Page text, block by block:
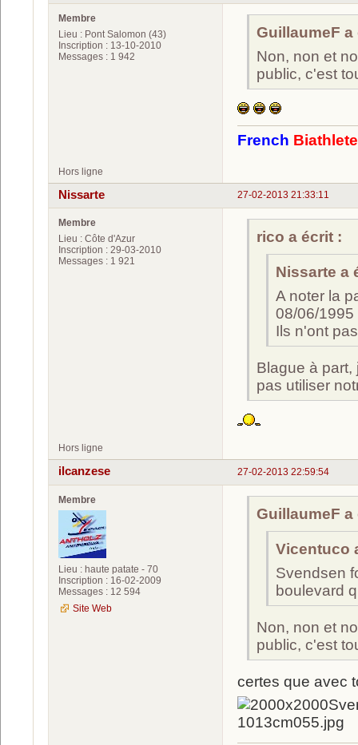
Membre
Lieu : Pont Salomon (43)
Inscription : 13-10-2010
Messages : 1 942
GuillaumeF a
Non, non et
public, c'est
French
Hors ligne
27-02-2013 21:33:11
Nissarte
Membre
Lieu : Côte d'Azur
Inscription : 29-03-2010
Messages : 1 921
rico a écrit :
Nissarte a
A noter la
08/06/
Ils n'ont
Blague à
pas utiliser
Hors ligne
27-02-2013 22:59:54
ilcanzese
Membre
Lieu : haute patate - 70
Inscription : 16-02-2009
Messages : 12 594
Site Web
GuillaumeF a
Vicentuco
Svendsen
boulevard
Non, non et
public, c'est
certes que avec